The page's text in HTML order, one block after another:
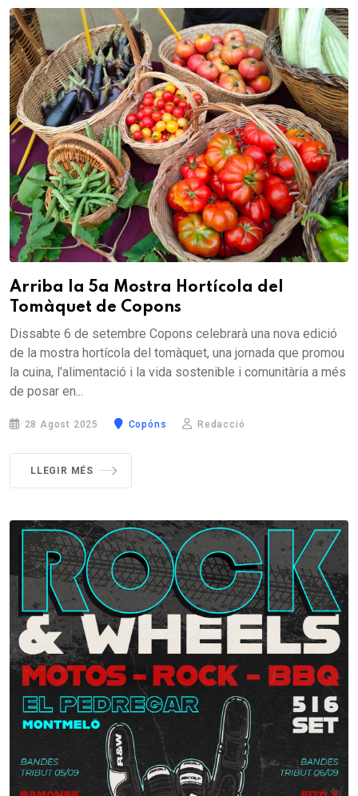
Arriba la 5a Mostra Hortícola del
Tomàquet de Copons
Dissabte 6 de setembre Copons celebrarà una nova edició
de la mostra hortícola del tomàquet, una jornada que promou
la cuina, l'alimentació i la vida sostenible i comunitària a més
de posar en...
28 Agost 2025 Copóns Redacció
LLEGIR MÉS